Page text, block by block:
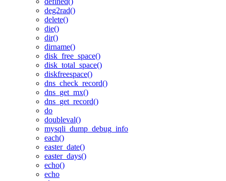
deg2rad()
delete()
die()
dir()
dirname()
disk_free_space()
disk_total_space()
diskfreespace()
dns_check_record()
dns_get_mx()
dns_get_record()
do
doubleval()
mysqli_dump_debug_info
each()
easter_date()
easter_days()
echo()
echo